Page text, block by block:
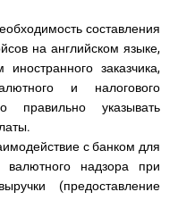
составления
на английском языке,
заказчика,
и налогового
правильно указывать
с банком для
валютного надзора при
(предоставление